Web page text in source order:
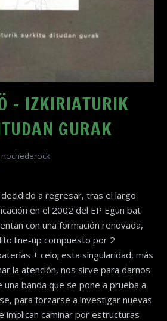
– IZKIRIATURIK
GURAK
nochederock
a regresar, tras el largo
en el 2002 del EP Egun bat
con una formación renovada,
line-up compuesto por 2
+ celo; esta singularidad, más
la atención, nos sirve para darnos
banda que se pone a prueba a
para forzarse a investigar nuevas
implican caminar por estructuras